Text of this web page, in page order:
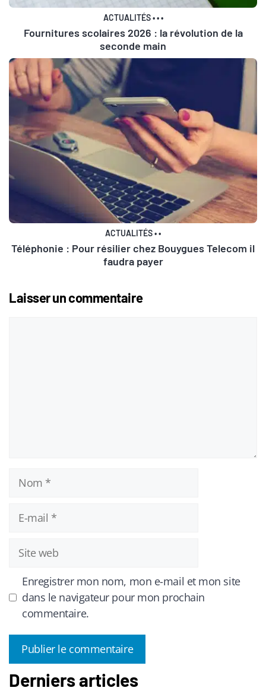
ACTUALITÉS•••
Fournitures scolaires 2026 : la révolution de la
seconde main
ACTUALITÉS••
Téléphonie : Pour résilier chez Bouygues Telecom il
faudra payer
Laisser un commentaire
Nom
mail
Site
web
Enregistrer mon nom, mon e-mail et mon site
dans le navigateur pour mon prochain
commentaire.
A
Derniers articles